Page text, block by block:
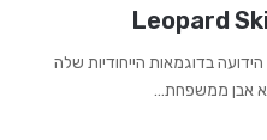
בדוגמאות הייחודיות שלה
אבן ממשפחת…